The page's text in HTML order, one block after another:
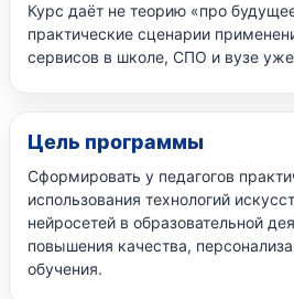
Курс даёт не теорию «про
практические сценарии
сервисов в школе, СПО и вузе
Цель программы
Сформировать у педагогов
использования технологий
нейросетей в образовательной
повышения качества,
обучения.